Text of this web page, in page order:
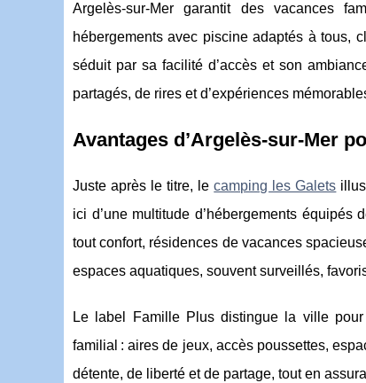
Argelès-sur-Mer garantit des vacances
hébergements avec piscine adaptés à tous,
séduit par sa facilité d’accès et son
partagés, de rires et d’expériences
Avantages d’Argelès-sur-Mer
Juste après le titre, lecamping les Galets
ici d’une multitude d’hébergements
tout confort, résidences de vacances
espaces aquatiques, souvent surveillés,
Le label Famille Plus distingue la ville
familial : aires de jeux, accès poussettes,
détente, de liberté et de partage, tout en